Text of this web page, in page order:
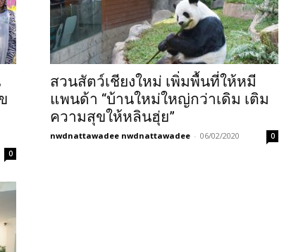
0
สวนสัตว์เชียงใหม่ เพิ่มพื้นที่ให้หมี
แพนด้า “บ้านใหม่ใหญ่กว่าเดิม เติม
ความสุขให้หลินฮุ่ย”
nwdnattawadee nwdnattawadee - 06/02/2020 0